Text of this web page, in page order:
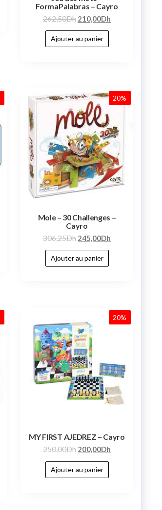
FormaPalabras – Cayro
262,50Dh 210,00Dh
Ajouter au panier
20%
Mole – 30 Challenges –
Cayro
306,25Dh 245,00Dh
Ajouter au panier
20%
MY FIRST AJEDREZ – Cayro
250,00Dh 200,00Dh
Ajouter au panier